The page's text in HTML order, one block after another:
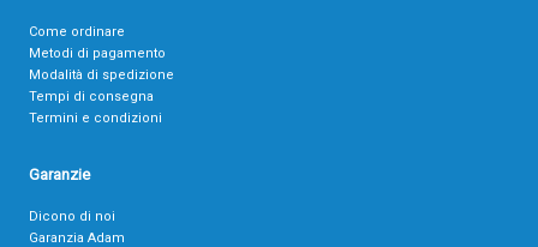
Come ordinare
Metodi di pagamento
Modalità di spedizione
Tempi di consegna
Termini e condizioni
Garanzie
Dicono di noi
Garanzia Adam